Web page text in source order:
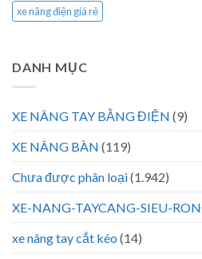
xe nâng điện giá rẻ
DANH MỤC
XE NÂNG TAY BẰNG ĐIỆN (9)
XE NÂNG BÀN (119)
Chưa được phân loại(1.942)
XE-NANG-TAYCANG-SIEU-
xe nâng tay cắt kéo (14)